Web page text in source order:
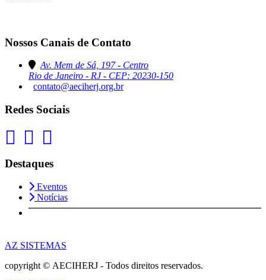
Nossos Canais de Contato
Av. Mem de Sá, 197 - Centro
Rio de Janeiro - RJ - CEP: 20230-150
contato@aeciherj.org.br
Redes Sociais
Destaques
Eventos
Notícias
AZ SISTEMAS
copyright © AECIHERJ - Todos direitos reservados.